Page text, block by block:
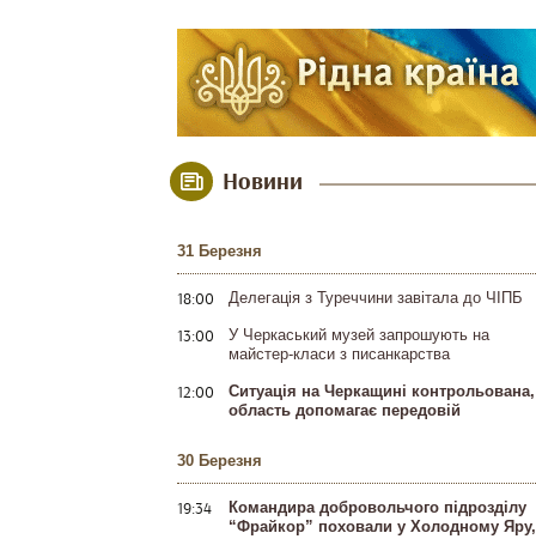
Новини
31 Березня
18:00 Делегація з Туреччини завітала до ЧІПБ
13:00
У Черкаський музей запрошують на
майстер-класи з писанкарства
12:00
Ситуація на Черкащині контрольована,
область допомагає передовій
30 Березня
19:34
Командира добровольчого підрозділу
“Фрайкор” поховали у Холодному Яру,